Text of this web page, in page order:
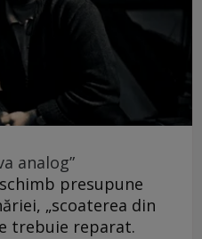
analog”
presupune
„scoaterea din
trebuie reparat.